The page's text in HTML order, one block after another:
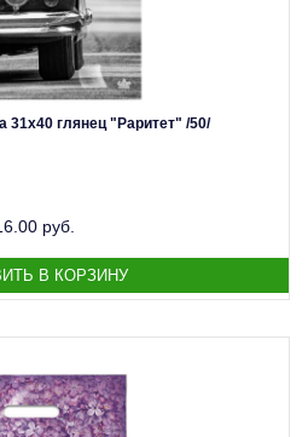
31х40 глянец "Раритет" /50/
руб.